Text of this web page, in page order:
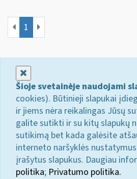
1
Šioje svetainėje naudojami
cookies). Būtinieji slapukai
ir jiems nėra reikalingas Jūsų
galite sutikti ir su kitų slapukų
sutikimą bet kada galėsite
interneto naršyklės
įrašytus slapukus. Daugiau
politika; Privatumo politika.